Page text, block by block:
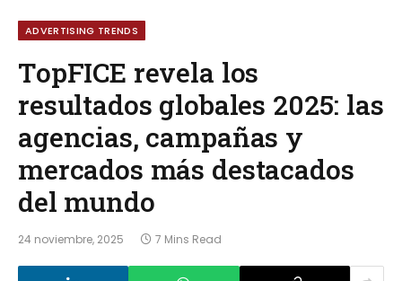
ADVERTISING TRENDS
TopFICE revela los
resultados globales 2025: las
agencias, campañas y
mercados más destacados
del mundo
24 noviembre, 2025 7 Mins Read